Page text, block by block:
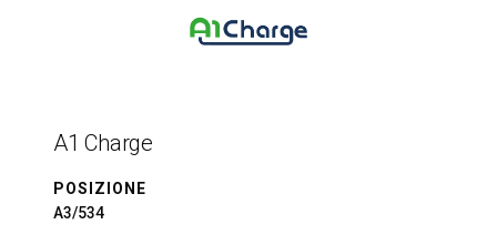
A1 Charge
POSIZIONE
A3/534